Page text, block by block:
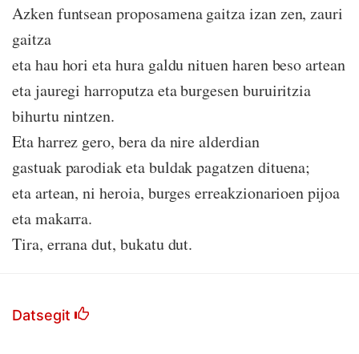
Azken funtsean proposamena gaitza izan zen, zauri
gaitza
eta hau hori eta hura galdu nituen haren beso artean
eta jauregi harroputza eta burgesen buruiritzia
bihurtu nintzen.
Eta harrez gero, bera da nire alderdian
gastuak parodiak eta buldak pagatzen dituena;
eta artean, ni heroia, burges erreakzionarioen pijoa
eta makarra.
Tira, errana dut, bukatu dut.
Datsegit